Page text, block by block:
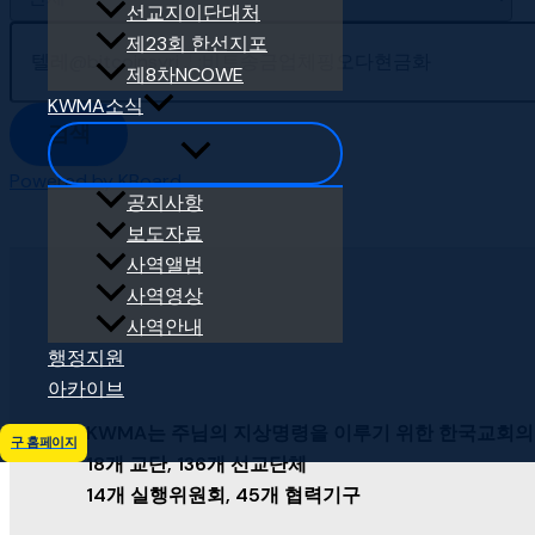
선교지이단대처
제23회 한선지포
제8차NCOWE
KWMA소식
공지사항
보도자료
사역앨범
사역영상
사역안내
행정지원
아카이브
구 홈페이지
검색
Powered by KBoard
KWMA는 주님의 지상명령을 이루기 위한 한국교회의
18개 교단, 136개 선교단체
14개 실행위원회, 45개 협력기구